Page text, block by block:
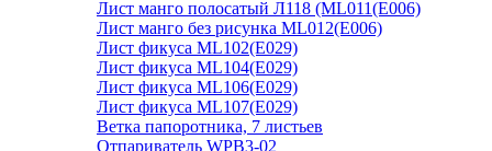
Лист манго полосатый Л118 (ML011(E006)
Лист манго без рисунка ML012(E006)
Лист фикуса ML102(E029)
Лист фикуса ML104(E029)
Лист фикуса ML106(E029)
Лист фикуса ML107(E029)
Ветка папоротника, 7 листьев
Отпариватель WPB3-02